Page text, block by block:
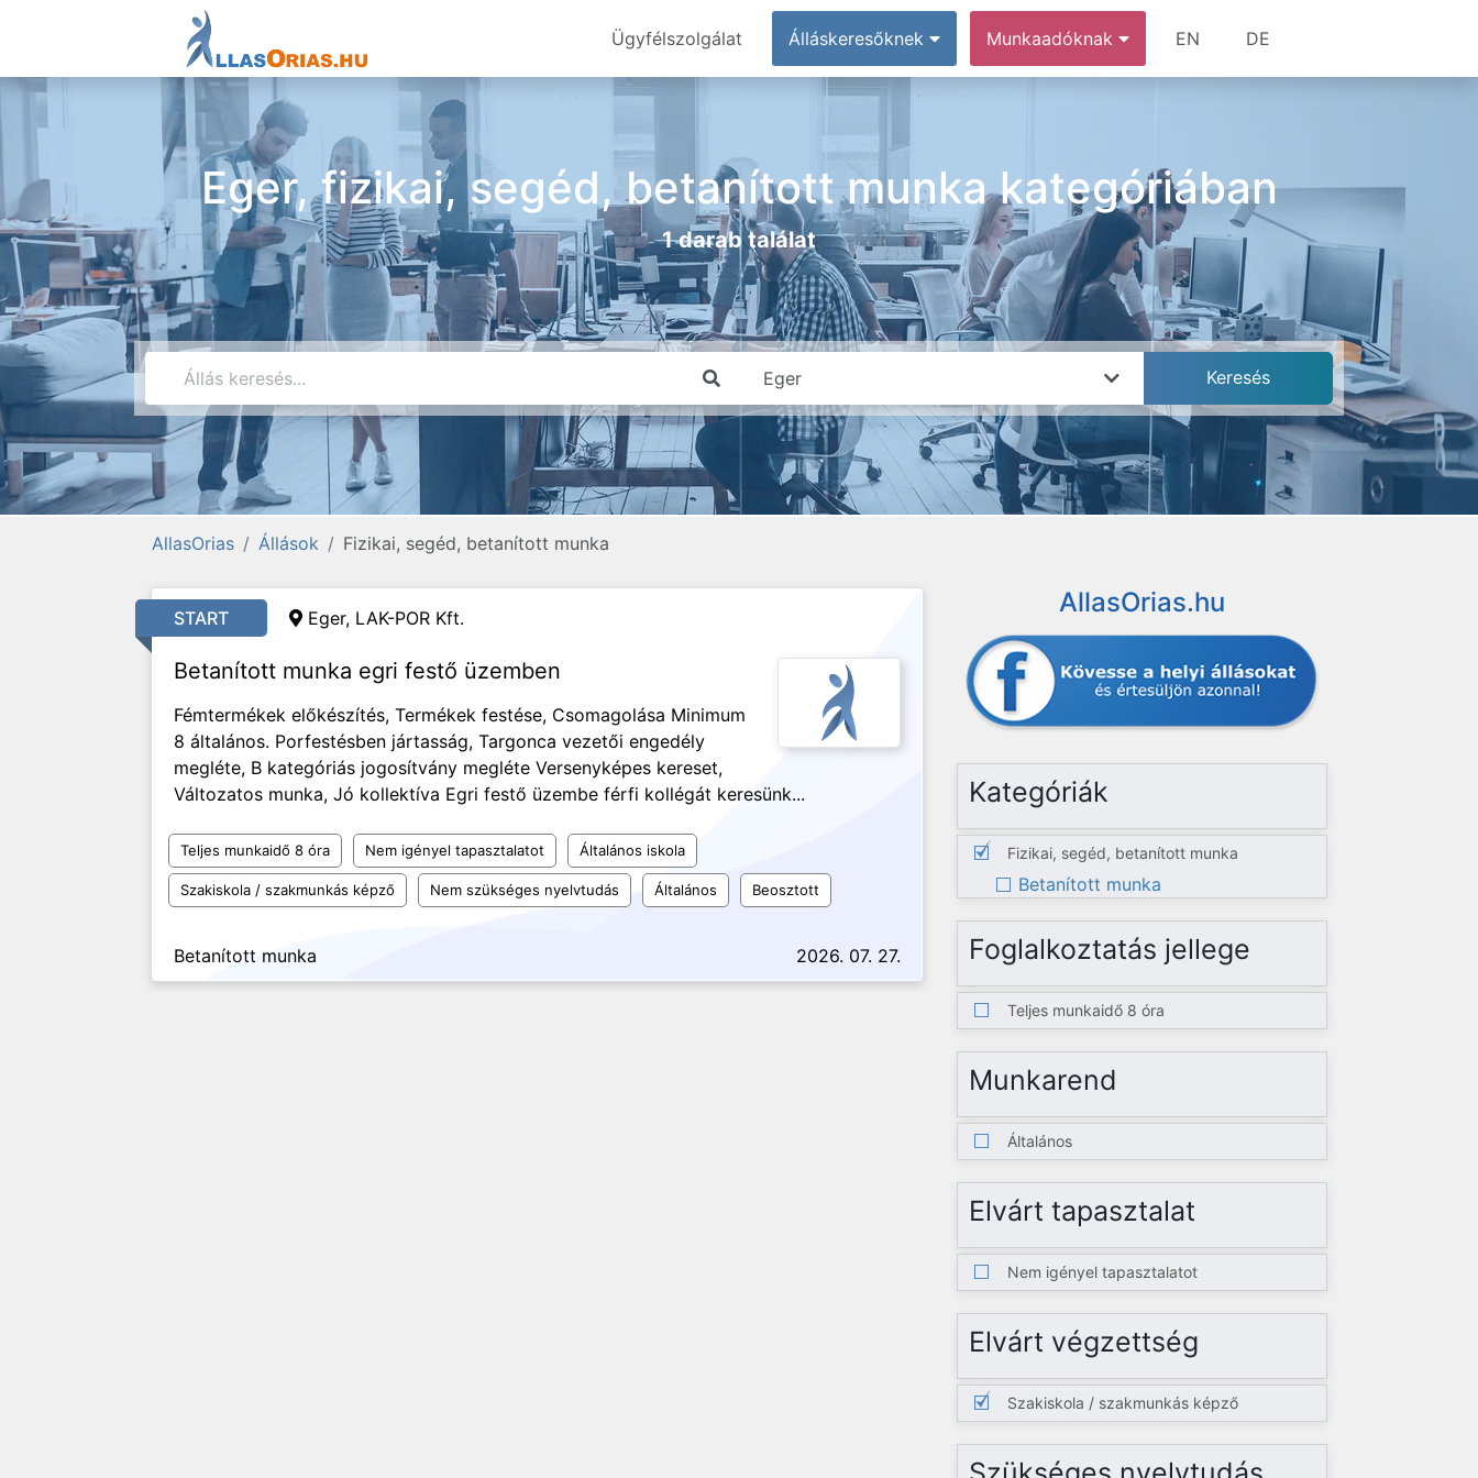
Ügyfélszolgálat Álláskeresőknek Munkaadóknak EN DE
Eger, fizikai, segéd, betanított munka kategóriában
1 darab találat
AllasOrias Állások Fizikai, segéd, betanított munka
START Eger, LAK-POR Kft.
Betanított munka egri festő üzemben
Fémtermékek előkészítés, Termékek festése, Csomagolása Minimum
8 általános. Porfestésben jártasság, Targonca vezetői engedély
megléte, B kategóriás jogosítvány megléte Versenyképes kereset,
Változatos munka, Jó kollektíva Egri festő üzembe férfi kollégát keresünk...
Teljes munkaidő 8 óra Nem igényel tapasztalatot Általános iskola
Szakiskola / szakmunkás képző Nem szükséges nyelvtudás Általános Beosztott
Betanított munka 2026. 07. 27.
AllasOrias.hu
Kategóriák
Fizikai, segéd, betanított munka
Betanított munka
Foglalkoztatás jellege
Teljes munkaidő 8 óra
Munkarend
Általános
Elvárt tapasztalat
Nem igényel tapasztalatot
Elvárt végzettség
Szakiskola / szakmunkás képző